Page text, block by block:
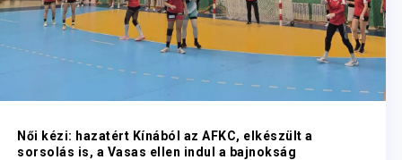
Női kézi: hazatért Kínából az AFKC, elkészült a
sorsolás is, a Vasas ellen indul a bajnokság